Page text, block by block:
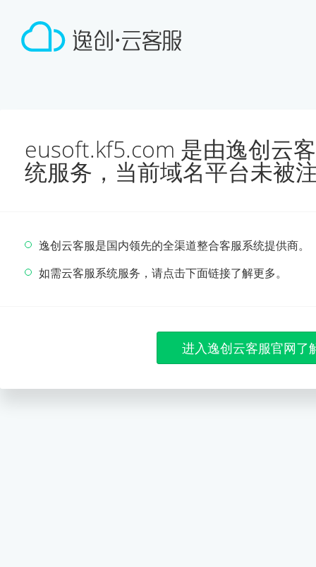
eusoft.kf5.com 是由逸创云
统服务，当前域名平台未被
逸创云客服是国内领先的全渠道整合客服系统提供商。
如需云客服系统服务，请点击下面链接了解更多。
进入逸创云客服官网了